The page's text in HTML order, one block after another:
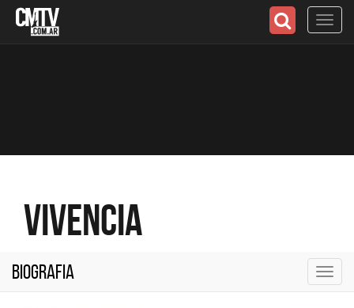
Vivencia
Biografia